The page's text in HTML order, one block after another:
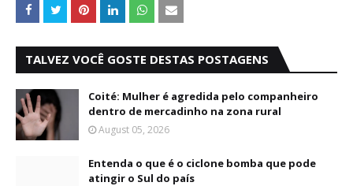
TALVEZ VOCÊ GOSTE DESTAS POSTAGENS
Coité: Mulher é agredida pelo companheiro
dentro de mercadinho na zona rural
August 05, 2026
Entenda o que é o ciclone bomba que pode
atingir o Sul do país